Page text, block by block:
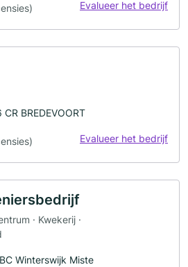
Evalueer het bedrijf
BREDEVOORT
Evalueer het bedrijf
· Kwekerij ·
Winterswijk Miste